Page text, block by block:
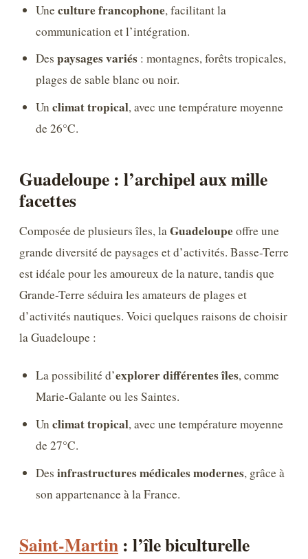
Uneculture francophone, facilitant la
communication et l’intégration.
Despaysages variés : montagnes, forêts tropicales,
plages de sable blanc ou noir.
Unclimat tropical, avec une température moyenne
de 26°C.
Guadeloupe : l’archipel aux mille
facettes
Composée de plusieurs îles, laGuadeloupeoffre une
grande diversité de paysages et d’activités. Basse-Terre
est idéale pour les amoureux de la nature, tandis que
Grande-Terre séduira les amateurs de plages et
d’activités nautiques. Voici quelques raisons de choisir
la Guadeloupe :
La possibilité d’explorer différentes îles, comme
Marie-Galante ou les Saintes.
Unclimat tropical, avec une température moyenne
de 27°C.
Desinfrastructures médicales modernes, grâce à
son appartenance à la France.
Saint-Martin : l’île biculturelle